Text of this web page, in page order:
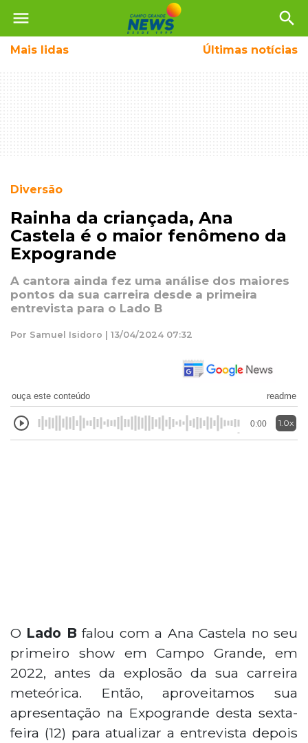
menu search
Mais lidas Últimas notícias
Diversão
Rainha da criançada, Ana
Castela é o maior fenômeno da
Expogrande
A cantora ainda fez uma análise dos maiores
pontos da sua carreira desde a primeira
entrevista para o Lado B
Por Samuel Isidoro | 13/04/2024 07:32
ouça este conteúdo readme
0:00 1.0x
O Lado B falou com a Ana Castela no seu
primeiro show em Campo Grande, em
2022, antes da explosão da sua carreira
meteórica. Então, aproveitamos sua
apresentação na Expogrande desta sexta-
feira (12) para atualizar a entrevista depois